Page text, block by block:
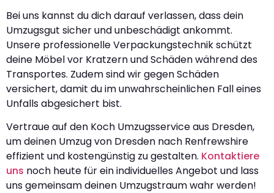
Bei uns kannst du dich darauf verlassen, dass dein
Umzugsgut sicher und unbeschädigt ankommt.
Unsere professionelle Verpackungstechnik schützt
deine Möbel vor Kratzern und Schäden während des
Transportes. Zudem sind wir gegen Schäden
versichert, damit du im unwahrscheinlichen Fall eines
Unfalls abgesichert bist.
Vertraue auf den Koch Umzugsservice aus Dresden,
um deinen Umzug von Dresden nach Renfrewshire
effizient und kostengünstig zu gestalten. Kontaktiere
uns noch heute für ein individuelles Angebot und lass
uns gemeinsam deinen Umzugstraum wahr werden!